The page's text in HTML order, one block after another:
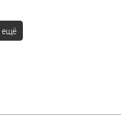
ещё